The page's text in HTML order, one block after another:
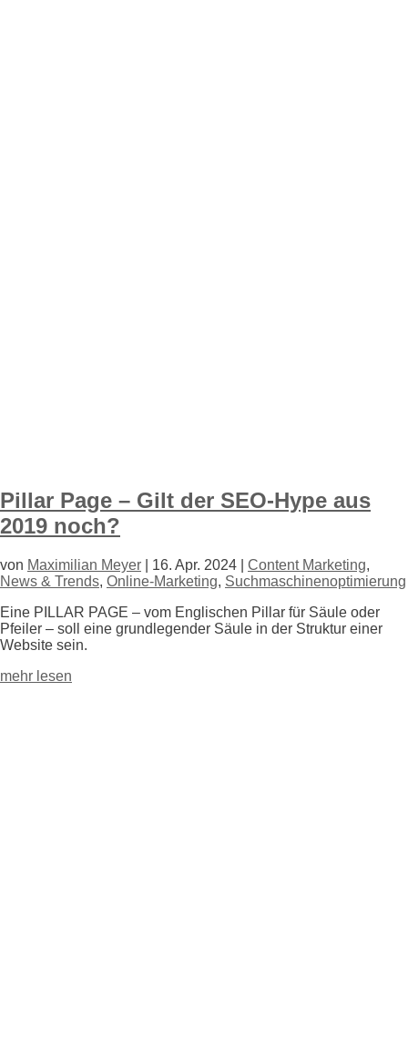
Pillar Page – Gilt der SEO-Hype aus
2019 noch?
von Maximilian Meyer 16. Apr. 2024 Content Marketing,
News & Trends, Online-Marketing, Suchmaschinenoptimierung
Eine PILLAR PAGE – vom Englischen Pillar für Säule oder
Pfeiler – soll eine grundlegender Säule in der Struktur einer
Website sein.
mehr lesen